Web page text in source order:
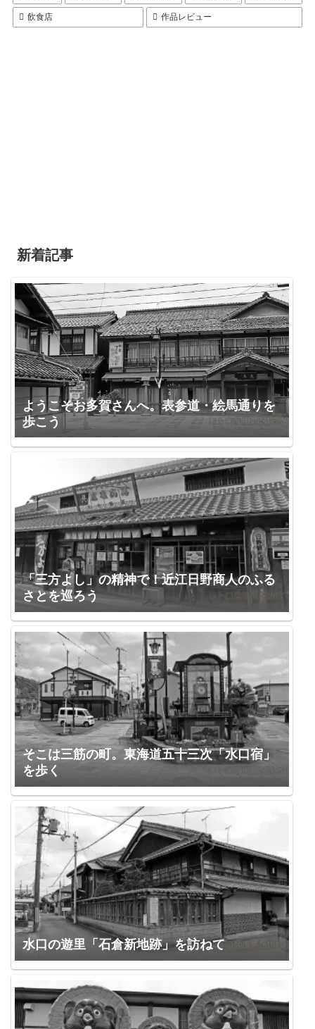
飲食店 作品レビュー
新着記事
ようこそお多賀さんへ。表参道・絵馬通りを
歩こう
「三方よし」の精神で！近江日野商人のふる
さとを巡ろう
そこは三筋の町。東海道五十三次「水口宿」
を歩く
水口の遊里「石倉新地跡」を訪ねて